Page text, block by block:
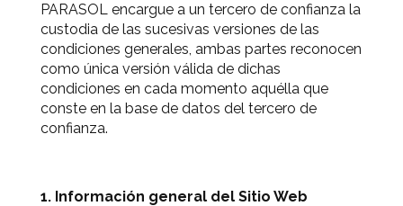
PARASOL encargue a un tercero de confianza la
custodia de las sucesivas versiones de las
condiciones generales, ambas partes reconocen
como única versión válida de dichas
condiciones en cada momento aquélla que
conste en la base de datos del tercero de
confianza.
1. Información general del Sitio Web